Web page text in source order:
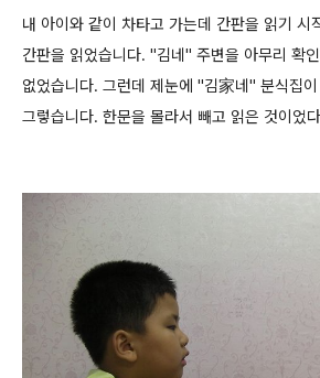
내 아이와 같이 차타고 가는데 간판을 읽기 시
간판을 읽었습니다. "김네" 주변을 아무리 확
없었습니다. 그런데 제눈에 "김家네" 분식집
그렇습니다. 한문을 몰라서 빼고 읽은 것이었